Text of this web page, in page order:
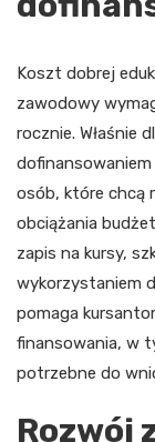
Koszt dobrej
zawodowy
rocznie. Właśnie
osób, które chcą
obciążania
zapis na kursy,
wykorzystaniem
pomaga
finansowania, w
potrzebne do
Rozwój